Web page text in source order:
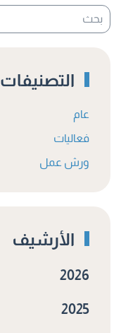
التصنيفات
عام
فعاليات
ورش عمل
الأرشيف
2026
2025